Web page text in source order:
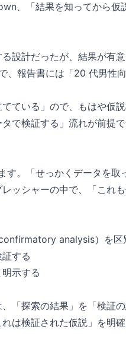
、「結果を知ってから仮
設計だったが、結果が有
、報告書には「20 代男性
ている」ので、もはや仮
で検証する」流れが前提
。「せっかくデータを取
ッシャーの中で、「これ
analysis）を区
する
示する
「探索の結果」を「検証
は検証された仮説」を明確